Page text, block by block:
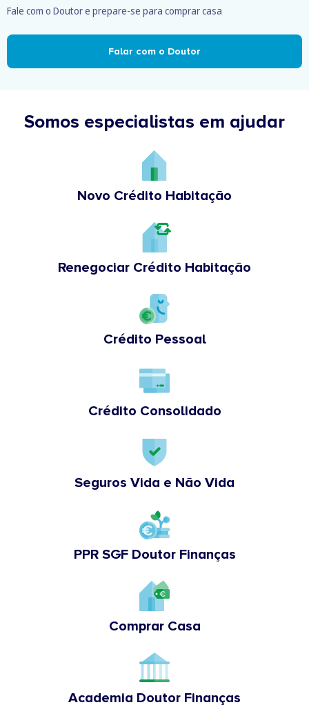
Fale com o Doutor e prepare-se para comprar casa
Falar com o Doutor
Somos especialistas em ajudar
Novo Crédito Habitação
Renegociar Crédito Habitação
Crédito Pessoal
Crédito Consolidado
Seguros Vida e Não Vida
PPR SGF Doutor Finanças
Comprar Casa
Academia Doutor Finanças